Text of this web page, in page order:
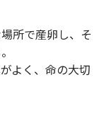
所で産卵し、そ
よく、命の大切